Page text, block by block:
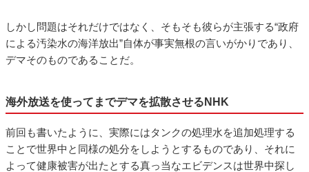
しかし問題はそれだけではなく、そもそも彼らが主張する“政府
による汚染水の海洋放出”自体が事実無根の言いがかりであり、
デマそのものであることだ。
海外放送を使ってまでデマを拡散させるNHK
前回も書いたように、実際にはタンクの処理水を追加処理する
ことで世界中と同様の処分をしようとするものであり、それに
よって健康被害が出たとする真っ当なエビデンスは世界中探し